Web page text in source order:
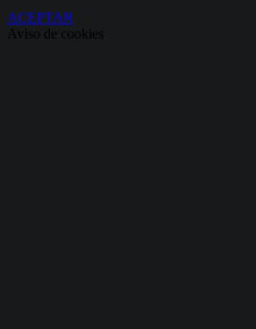
ACEPTAR
Aviso de cookies